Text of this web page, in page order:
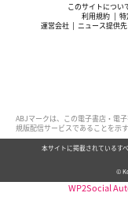
このサイトについ
利用規約
特
運営会社
ニュース提供先
ABJマークは、この電子書店・電
規版配信サービスであることを示
本サイトに掲載されているす
©
WP2Social